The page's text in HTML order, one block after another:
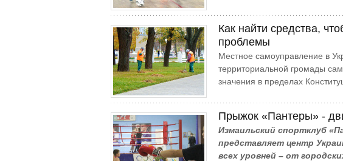
Как найти средства,
проблемы
Местное самоуправление в
территориальной громады
значения в пределах
Прыжок «Пантеры» -
Измаильский спортклуб
представляет центр
всех уровней – от